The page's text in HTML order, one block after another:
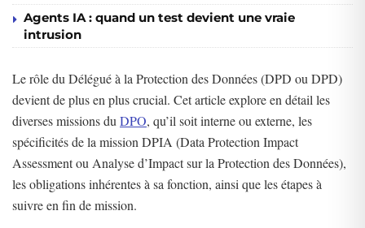
Agents IA : quand un test devient une vraie
intrusion
Le rôle du Délégué à la Protection des Données (DPD ou DPD)
devient de plus en plus crucial. Cet article explore en détail les
diverses missions du DPO, qu’il soit interne ou externe, les
spécificités de la mission DPIA (Data Protection Impact
Assessment ou Analyse d’Impact sur la Protection des Données),
les obligations inhérentes à sa fonction, ainsi que les étapes à
suivre en fin de mission.